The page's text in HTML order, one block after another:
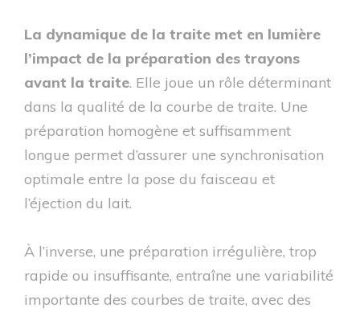
La dynamique de la traite met en lumière
l’impact de la préparation des trayons
avant la traite. Elle joue un rôle déterminant
dans la qualité de la courbe de traite. Une
préparation homogène et suffisamment
longue permet d’assurer une synchronisation
optimale entre la pose du faisceau et
l’éjection du lait.
À l’inverse, une préparation irrégulière, trop
rapide ou insuffisante, entraîne une variabilité
importante des courbes de traite, avec des